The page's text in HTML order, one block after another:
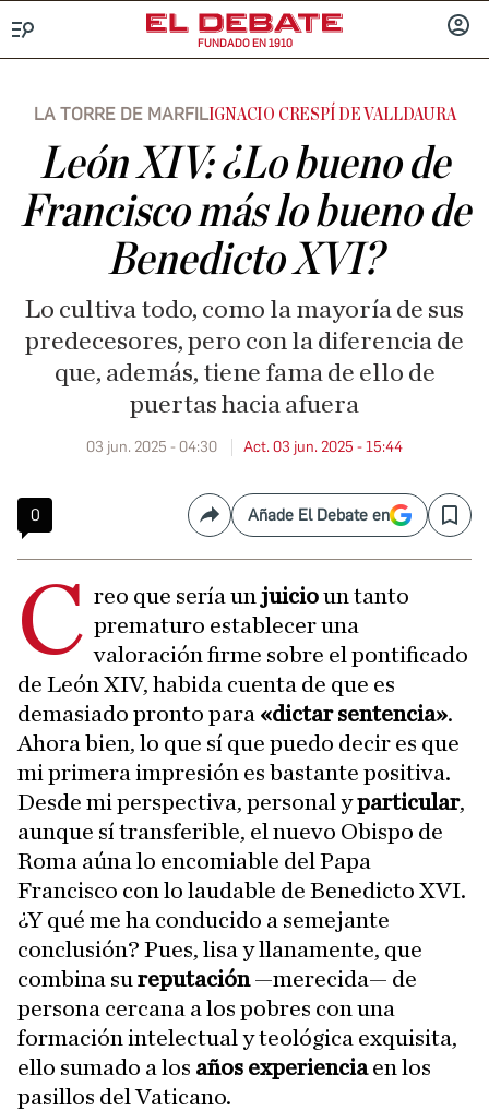
FUNDADO EN 1910
LA TORRE DE MARFILIGNACIO CRESPÍ DE VALLDAURA
León XIV: ¿Lo bueno de
Francisco más lo bueno de
Benedicto XVI?
Lo cultiva todo, como la mayoría de sus
predecesores, pero con la diferencia de
que, además, tiene fama de ello de
puertas hacia afuera
03 jun. 2025 - 04:30 Act. 03 jun. 2025 - 15:44
0 CompartirAñade El Debate en Save
C reo que sería unjuicioun tanto
prematuro establecer una
valoración firme sobre el pontificado
de León XIV, habida cuenta de que es
demasiado pronto para «dictar sentencia».
Ahora bien, lo que sí que puedo decir es que
mi primera impresión es bastante positiva.
Desde mi perspectiva, personal yparticular,
aunque sí transferible, el nuevo Obispo de
Roma aúna lo encomiable del Papa
Francisco con lo laudable de Benedicto XVI.
¿Y qué me ha conducido a semejante
conclusión? Pues, lisa y llanamente, que
combina su reputación—merecida— de
persona cercana a los pobres con una
formación intelectual y teológica exquisita,
ello sumado a los años experienciaen los
pasillos del Vaticano.